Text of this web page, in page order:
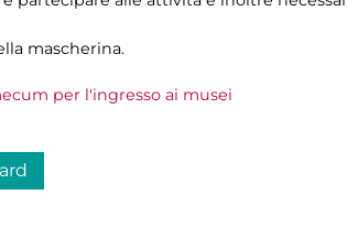
mascherina.
per l'ingresso ai musei